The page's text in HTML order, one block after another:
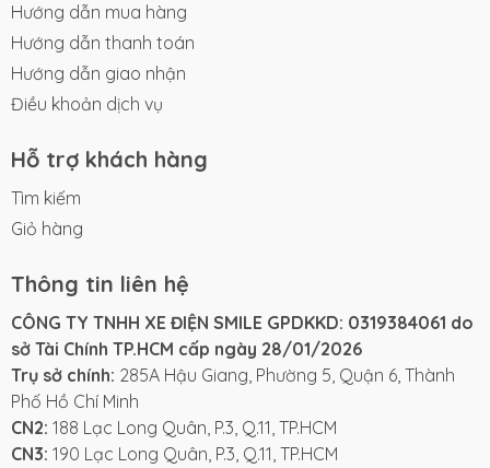
Hướng dẫn mua hàng
Hướng dẫn thanh toán
Hướng dẫn giao nhận
Điều khoản dịch vụ
Hỗ trợ khách hàng
Tìm kiếm
Giỏ hàng
Thông tin liên hệ
CÔNG TY TNHH XE ĐIỆN SMILE GPDKKD: 0319384061 do
sở Tài Chính TP.HCM cấp ngày 28/01/2026
Trụ sở chính: 285A Hậu Giang, Phường 5, Quận 6, Thành
Phố Hồ Chí Minh
CN2: 188 Lạc Long Quân, P.3, Q.11, TP.HCM
CN3: 190 Lạc Long Quân, P.3, Q.11, TP.HCM